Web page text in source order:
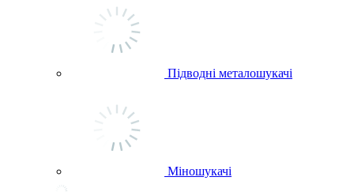
Підводні металошукачі
Міношукачі